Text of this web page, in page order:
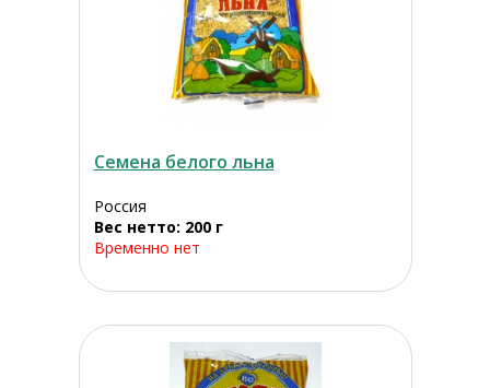
Семена белого льна
Россия
Вес нетто: 200 г
Временно нет